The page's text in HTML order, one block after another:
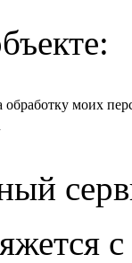
обработку моих